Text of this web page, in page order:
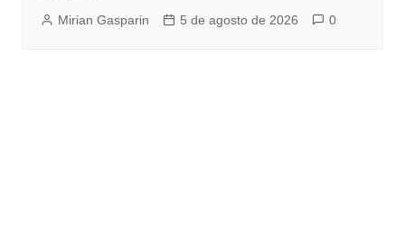
Mirian Gasparin 5 de agosto de 2026 0